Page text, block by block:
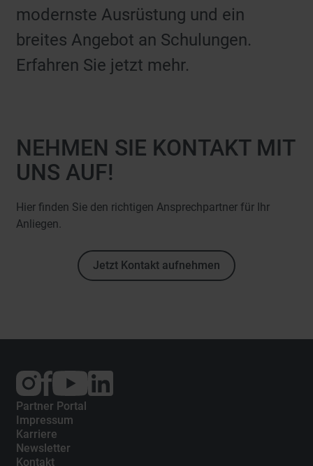
modernste Ausrüstung und ein
breites Angebot an Schulungen.
Erfahren Sie jetzt mehr.
NEHMEN SIE KONTAKT MIT
UNS AUF!
Hier finden Sie den richtigen Ansprechpartner für Ihr
Anliegen.
Jetzt Kontakt aufnehmen
Externer
Link:
Instagram
Externer
Link:
Facebook
Externer
Link:
Partner Portal
Impressum
Karriere
Newsletter
Kontakt